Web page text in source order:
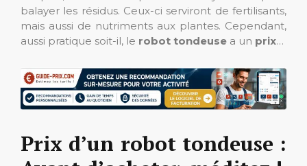
balayer les résidus. Ceux-ci serviront de fertilisants,
mais aussi de nutriments aux plantes. Cependant,
aussi pratique soit-il, le robot tondeuse a un prix…
Prix d’un robot tondeuse :